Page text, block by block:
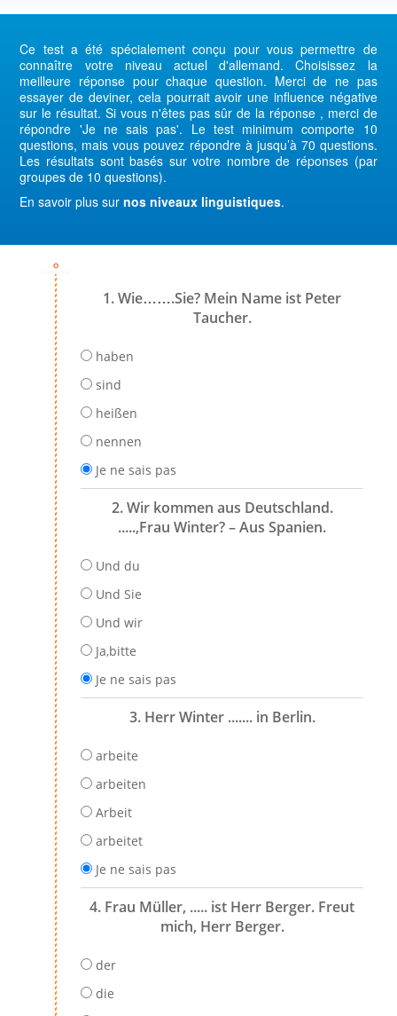
Ce test a été spécialement conçu pour vous permettre de
connaître votre niveau actuel d'allemand. Choisissez la
meilleure réponse pour chaque question. Merci de ne pas
essayer de deviner, cela pourrait avoir une influence négative
sur le résultat. Si vous n'êtes pas sûr de la réponse , merci de
répondre 'Je ne sais pas'. Le test minimum comporte 10
questions, mais vous pouvez répondre à jusqu’à 70 questions.
Les résultats sont basés sur votre nombre de réponses (par
groupes de 10 questions).
En savoir plus surnos niveaux linguistiques.
1. Wie…….Sie? Mein Name ist Peter
Taucher.
haben
sind
heißen
nennen
Je ne sais pas
2. Wir kommen aus Deutschland.
.....,Frau Winter? – Aus Spanien.
Und du
Und Sie
Und wir
Ja,bitte
Je ne sais pas
3. Herr Winter ....... in Berlin.
arbeite
arbeiten
Arbeit
arbeitet
Je ne sais pas
4. Frau Müller, ..... ist Herr Berger. Freut
mich, Herr Berger.
der
die